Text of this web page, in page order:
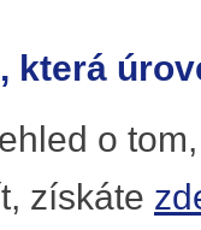
která
o
získáte